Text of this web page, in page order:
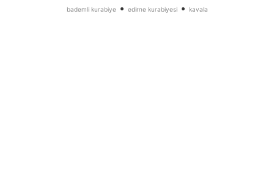
bademli kurabiye• edirne kurabiyesi• kavala